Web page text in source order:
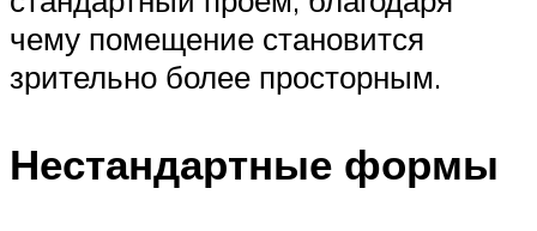
чему помещение становится
зрительно более просторным.
Нестандартные формы